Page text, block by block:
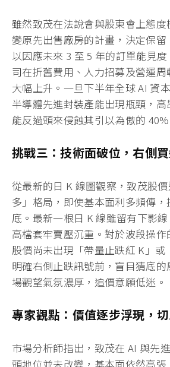
雖然致茂在法說會與股東會上態
變原先出售廠房的計畫，決定保
以因應未來 3 至 5 年的訂單能見
司在折舊費用、人力招募及營運
大幅上升。一旦下半年全球 AI 資
半導體先進封裝產能出現瓶頸，
能反過頭來侵蝕其引以為傲的
挑戰三：技術面破位，右側
從最新的日 K 線圖觀察，致茂股
多」格局，即使基本面利多頻傳
底。最新一根日 K 線雖留有下影
高檔套牢賣壓沉重。對於波段操
股價尚未出現「帶量止跌紅 K」或
明確右側止跌訊號前，盲目猜底
場觀望氣氛濃厚，追價意願低迷。
專家觀點：價值逐步浮現，
市場分析師指出，致茂在 AI 與先
頭地位並未改變，基本面依然高